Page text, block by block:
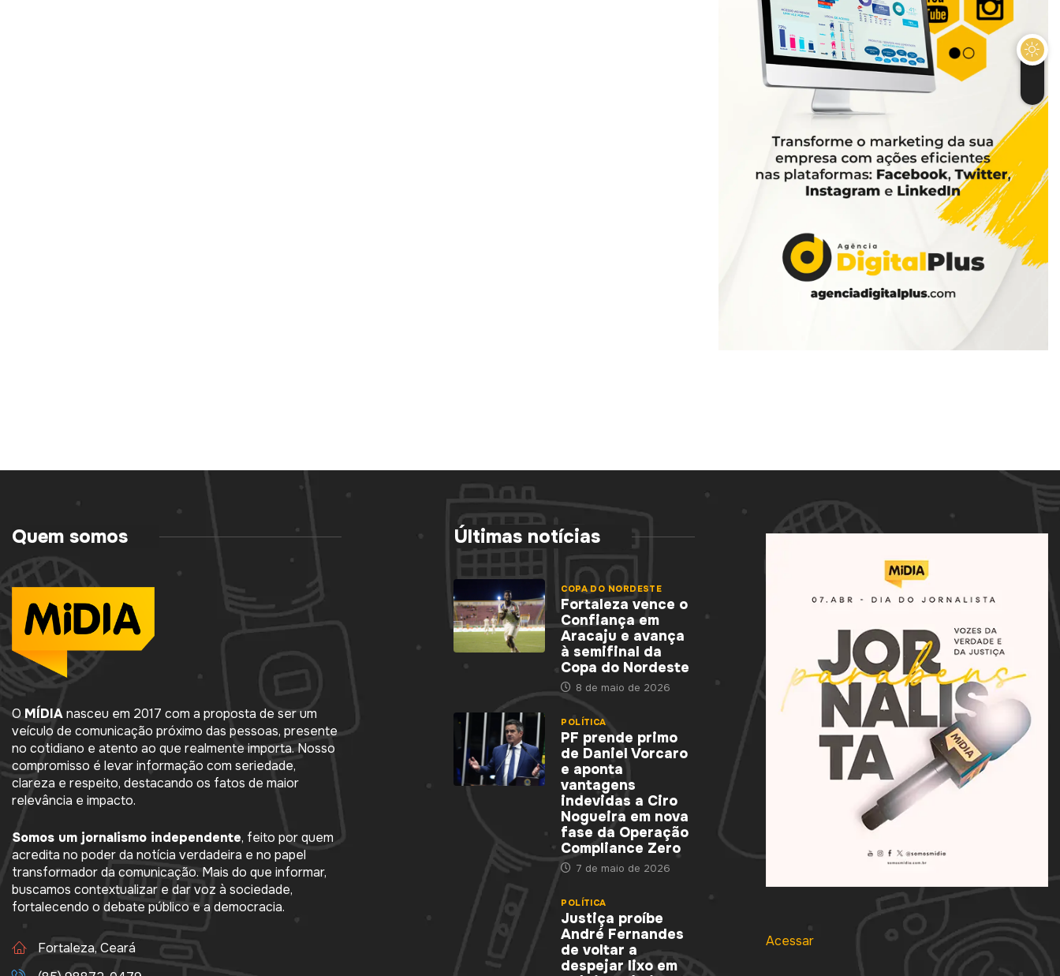
Quem somos
OMÍDIAnasceu em 2017 com a proposta de ser um
veículo de comunicação próximo das pessoas, presente
no cotidiano e atento ao que realmente importa. Nosso
compromisso é levar informação com seriedade,
clareza e respeito, destacando os fatos de maior
relevância e impacto.
Somos um jornalismo independente, feito por quem
acredita no poder da notícia verdadeira e no papel
transformador da comunicação. Mais do que informar,
buscamos contextualizar e dar voz à sociedade,
fortalecendo o debate público e a democracia.
Fortaleza, Ceará
Últimas notícias
COPA DO NORDESTE
Fortaleza vence o
Confiança em
Aracaju e avança
à semifinal da
Copa do Nordeste
8 de maio de 2026
POLÍTICA
PF prende primo
de Daniel Vorcaro
e aponta
vantagens
indevidas a Ciro
Nogueira em nova
fase da Operação
Compliance Zero
7 de maio de 2026
POLÍTICA
Justiça proíbe
André Fernandes
de voltar a
despejar lixo em
Acessar